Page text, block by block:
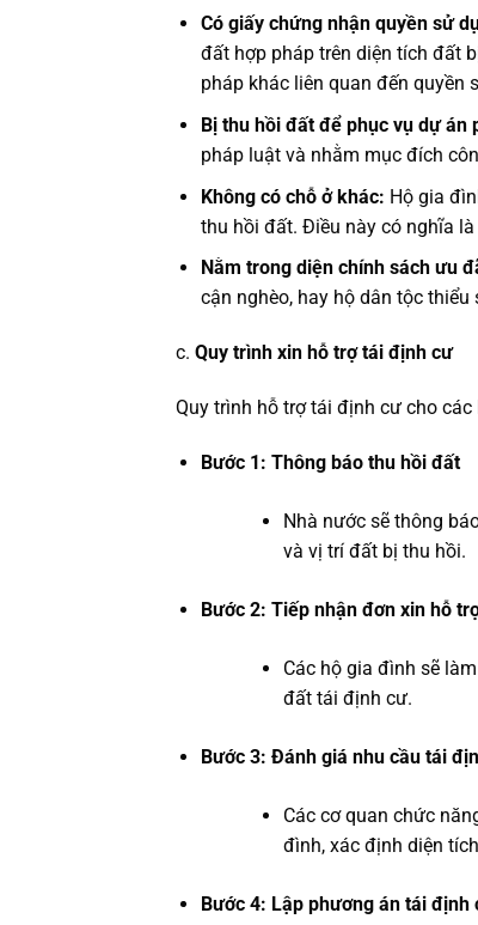
Có giấy chứng nhận quyền sử
đất hợp pháp trên diện tích đất
pháp khác liên quan đến quyền
Bị thu hồi đất để phục vụ dự án
pháp luật và nhằm mục đích
Không có chỗ ở khác: Hộ gia
thu hồi đất. Điều này có nghĩa
Nằm trong diện chính sách ưu
cận nghèo, hay hộ dân tộc
c. Quy trình xin hỗ trợ tái định cư
Quy trình hỗ trợ tái định cư cho
Bước 1: Thông báo thu hồi đất
Nhà nước sẽ thông
và vị trí đất bị thu hồi.
Bước 2: Tiếp nhận đơn xin hỗ
Các hộ gia đình sẽ
đất tái định cư.
Bước 3: Đánh giá nhu cầu tái
Các cơ quan chức
đình, xác định diện
Bước 4: Lập phương án tái định